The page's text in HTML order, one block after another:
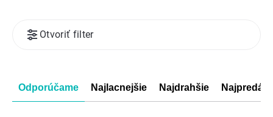
Radenie
produktov
Odporúčame Najlacnejšie Najdrahšie
Otvoriť filter
Výpis